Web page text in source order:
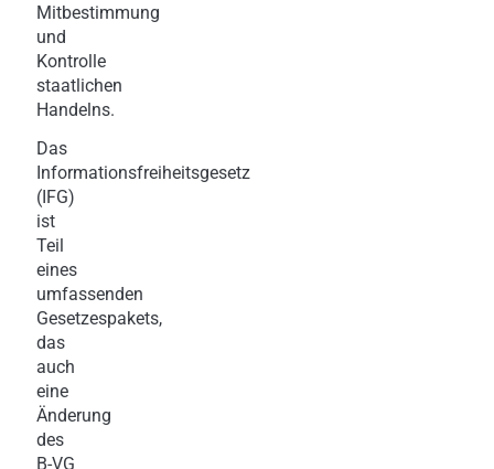
Mitbestimmung
und
Kontrolle
staatlichen
Handelns.
Das
Informationsfreiheitsgesetz
(IFG)
ist
Teil
eines
umfassenden
Gesetzespakets,
das
auch
eine
Änderung
des
B-VG